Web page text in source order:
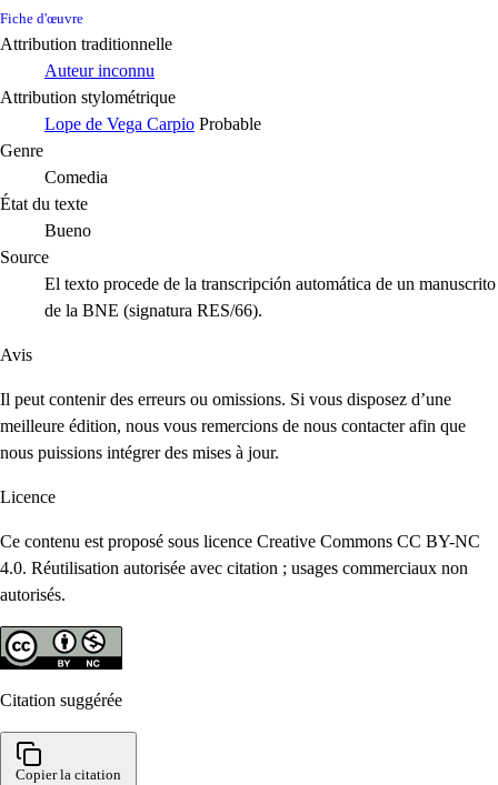
Fiche d'œuvre
Attribution traditionnelle
Auteur inconnu
Attribution stylométrique
Lope de Vega Carpio Probable
Genre
Comedia
État du texte
Bueno
Source
El texto procede de la transcripción automática de un manuscrito
de la BNE (signatura RES/66).
Avis
Il peut contenir des erreurs ou omissions. Si vous disposez d’une
meilleure édition, nous vous remercions de nous contacter afin que
nous puissions intégrer des mises à jour.
Licence
Ce contenu est proposé sous licence Creative Commons CC BY-NC
4.0. Réutilisation autorisée avec citation ; usages commerciaux non
autorisés.
Citation suggérée
Copier la citation